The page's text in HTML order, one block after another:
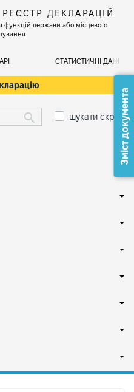
ДЕКЛАРАЦІЙ
функцій держави або місцевого
СТАТИСТИЧНІ ДАНІ
шукати скрізьЗміст документа